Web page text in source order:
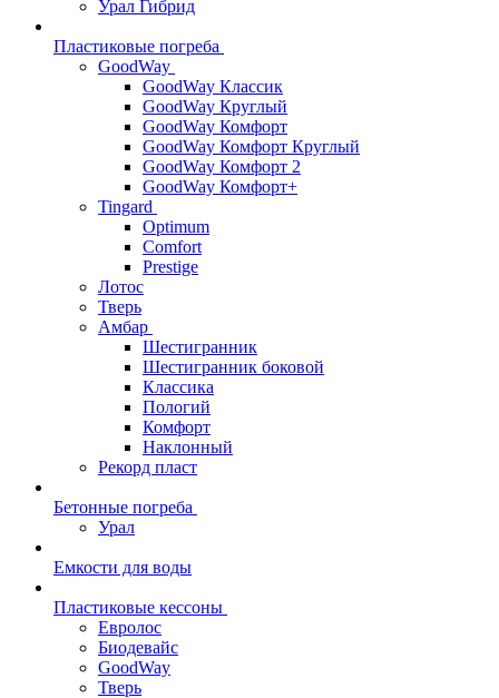
Урал Гибрид
Пластиковые погреба
GoodWay
GoodWay Классик
GoodWay Круглый
GoodWay Комфорт
GoodWay Комфорт Круглый
GoodWay Комфорт 2
GoodWay Комфорт+
Tingard
Optimum
Comfort
Prestige
Лотос
Тверь
Амбар
Шестигранник
Шестигранник боковой
Классика
Пологий
Комфорт
Наклонный
Рекорд пласт
Бетонные погреба
Урал
Емкости для воды
Пластиковые кессоны
Евролос
Биодевайс
GoodWay
Тверь